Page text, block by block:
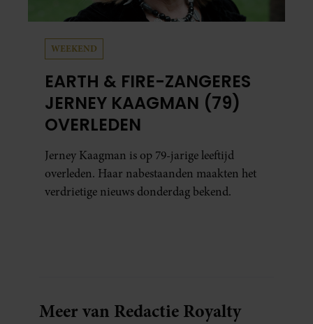
WEEKEND
EARTH & FIRE-ZANGERES
JERNEY KAAGMAN (79)
OVERLEDEN
Jerney Kaagman is op 79-jarige leeftijd
overleden. Haar nabestaanden maakten het
verdrietige nieuws donderdag bekend.
Meer van Redactie Royalty